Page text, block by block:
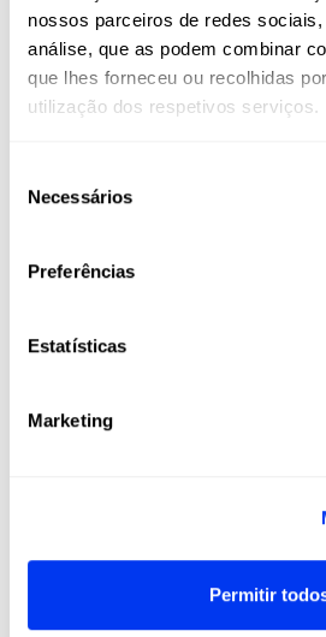
nossos parceiros de redes
análise, que as podem combinar
que lhes forneceu ou recolhidas
utilização dos respetivos serviços.
Necessários
Preferências
Estatísticas
Marketing
Permitir
Pickleball
adicionar ao
Raquete adidas Metalbone LP Team
adicionar ao